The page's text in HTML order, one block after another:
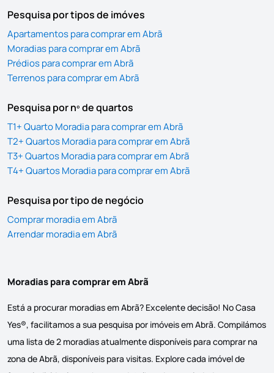
Pesquisa por tipos de imóves
Apartamentos para comprar em Abrã
Moradias para comprar em Abrã
Prédios para comprar em Abrã
Terrenos para comprar em Abrã
Pesquisa por nº de quartos
T1+ Quarto Moradia para comprar em Abrã
T2+ Quartos Moradia para comprar em Abrã
T3+ Quartos Moradia para comprar em Abrã
T4+ Quartos Moradia para comprar em Abrã
Pesquisa por tipo de negócio
Comprar moradia em Abrã
Arrendar moradia em Abrã
Moradias para comprar em Abrã
Está a procurar moradias em Abrã? Excelente decisão! No Casa
Yes®, facilitamos a sua pesquisa por imóveis em Abrã. Compilámos
uma lista de 2 moradias atualmente disponíveis para comprar na
zona de Abrã, disponíveis para visitas. Explore cada imóvel de